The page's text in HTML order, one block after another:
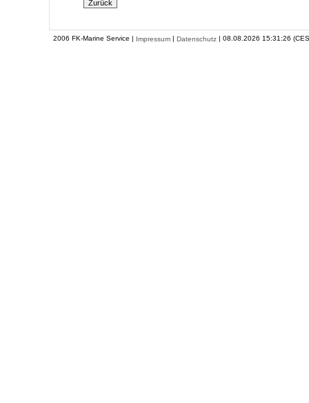
2006 FK-Marine Service | Impressum | Datenschutz | 08.08.2026 15:31:26